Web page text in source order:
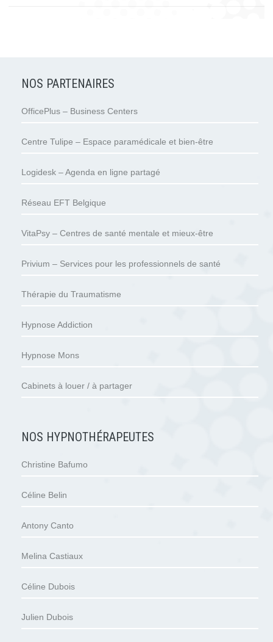
NOS PARTENAIRES
OfficePlus – Business Centers
Centre Tulipe – Espace paramédicale et bien-être
Logidesk – Agenda en ligne partagé
Réseau EFT Belgique
VitaPsy – Centres de santé mentale et mieux-être
Privium – Services pour les professionnels de santé
Thérapie du Traumatisme
Hypnose Addiction
Hypnose Mons
Cabinets à louer / à partager
NOS HYPNOTHÉRAPEUTES
Christine Bafumo
Céline Belin
Antony Canto
Melina Castiaux
Céline Dubois
Julien Dubois